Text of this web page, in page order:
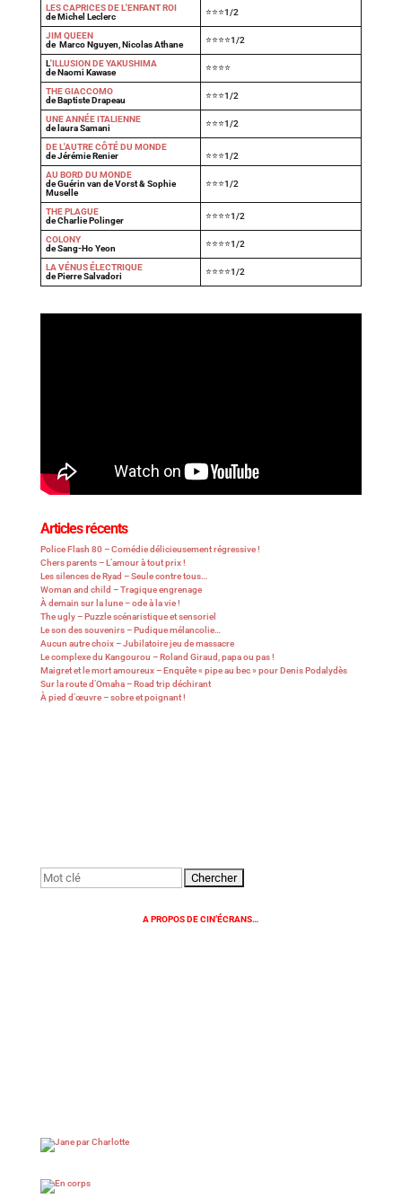
LES CAPRICES DE L'ENFANT ROI
de Michel Leclerc
⭐⭐⭐1/2
JIM QUEEN
de Marco Nguyen, Nicolas Athane
⭐⭐⭐⭐1/2
L'ILLUSION DE YAKUSHIMA
de Naomi Kawase
⭐⭐⭐⭐
THE GIACCOMO
de Baptiste Drapeau
⭐⭐⭐1/2
UNE ANNÉE ITALIENNE
de laura Samani
⭐⭐⭐1/2
DE L'AUTRE CÔTÉ DU MONDE
de Jérémie Renier
⭐⭐⭐1/2
AU BORD DU MONDE
de Guérin van de Vorst & Sophie
Muselle
⭐⭐⭐1/2
THE PLAGUE
de Charlie Polinger
⭐⭐⭐⭐1/2
COLONY
de Sang-Ho Yeon
⭐⭐⭐⭐1/2
LA VÉNUS ÉLECTRIQUE
de Pierre Salvadori
⭐⭐⭐⭐1/2
Articles récents
Police Flash 80 – Comédie délicieusement régressive !
Chers parents – L’amour à tout prix !
Les silences de Ryad – Seule contre tous…
Woman and child – Tragique engrenage
À demain sur la lune – ode à la vie !
The ugly – Puzzle scénaristique et sensoriel
Le son des souvenirs – Pudique mélancolie…
Aucun autre choix – Jubilatoire jeu de massacre
Le complexe du Kangourou – Roland Giraud, papa ou pas !
Maigret et le mort amoureux – Enquête « pipe au bec » pour Denis Podalydès
Sur la route d’Omaha – Road trip déchirant
À pied d’œuvre – sobre et poignant !
Rechercher:
A PROPOS DE CIN’ÉCRANS…